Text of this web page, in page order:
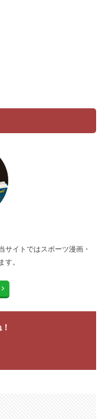
サイトではスポーツ漫画・
。